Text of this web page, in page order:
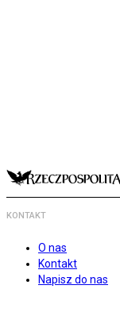
KONTAKT
O nas
Kontakt
Napisz do nas